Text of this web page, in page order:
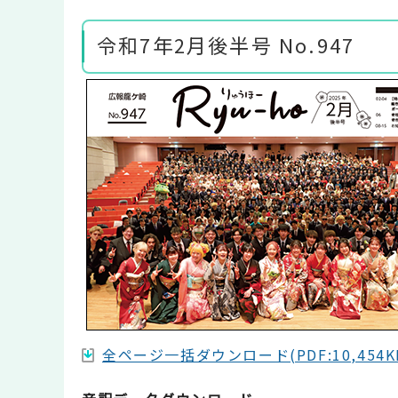
令和7年2月後半号 No.947
全ページ一括ダウンロード